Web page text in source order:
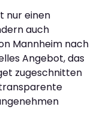
nur einen
auch
Mannheim nach
Angebot, das
zugeschnitten